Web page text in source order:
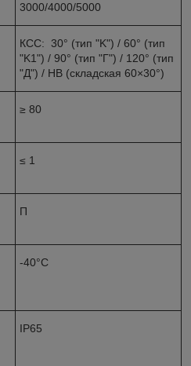
3000/4000/5000
КСС: 30° (тип "K") / 60° (тип
"K1") / 90° (тип "Г") / 120° (тип
"Д") / HB (складская 60×30°)
≥ 80
≤ 1
П
-40°С
IP65